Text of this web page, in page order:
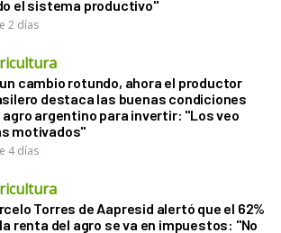
el sistema productivo"
2 días
un cambio rotundo, ahora el productor
destaca las buenas condiciones
agro argentino para invertir: "Los veo
motivados"
4 días
Torres de Aapresid alertó que el 62%
renta del agro se va en impuestos: "No